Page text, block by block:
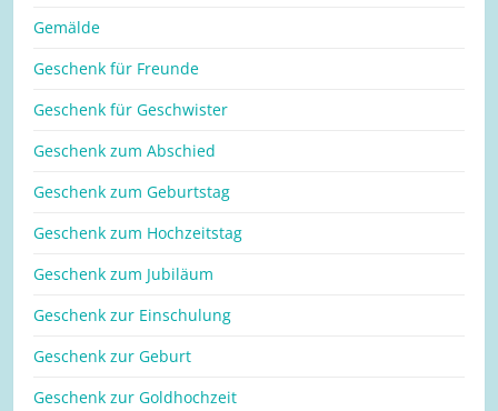
Gemälde
Geschenk für Freunde
Geschenk für Geschwister
Geschenk zum Abschied
Geschenk zum Geburtstag
Geschenk zum Hochzeitstag
Geschenk zum Jubiläum
Geschenk zur Einschulung
Geschenk zur Geburt
Geschenk zur Goldhochzeit